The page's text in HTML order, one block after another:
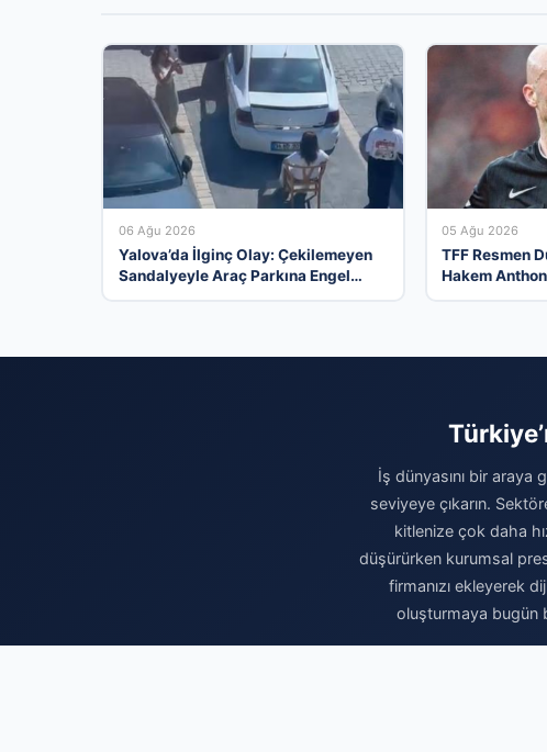
06 Ağu 2026
Yalova’da İlginç Olay: Çekilemeyen
Sandalyeyle Araç Parkına Engel
05 Ağu 2026
TFF Resmen
Hakem
İş dünyasını bir
seviyeye çıkarın.
kitlenize çok daha
düşürürken kurumsal
firmanızı ekleyerek
oluşturmaya bugün